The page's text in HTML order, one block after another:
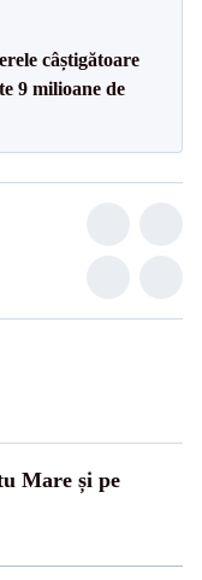
câștigătoare
9 milioane de
Mare și pe